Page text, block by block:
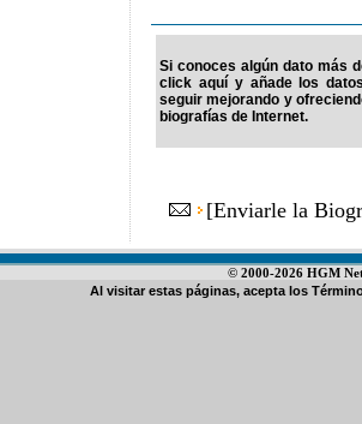
Si conoces algún dato más
click aquí y añade los
seguir mejorando y
biografías de Internet.
[Enviarle la
© 2000-2026 HGM
Al visitar estas páginas, acepta los